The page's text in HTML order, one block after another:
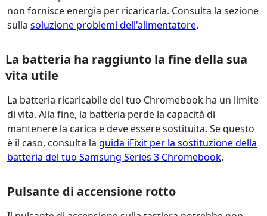
non fornisce energia per ricaricarla. Consulta la sezione
sulla soluzione problemi dell'alimentatore.
La batteria ha raggiunto la fine della sua
vita utile
La batteria ricaricabile del tuo Chromebook ha un limite
di vita. Alla fine, la batteria perde la capacità di
mantenere la carica e deve essere sostituita. Se questo
è il caso, consulta la guida iFixit per la sostituzione della
batteria del tuo Samsung Series 3 Chromebook.
Pulsante di accensione rotto